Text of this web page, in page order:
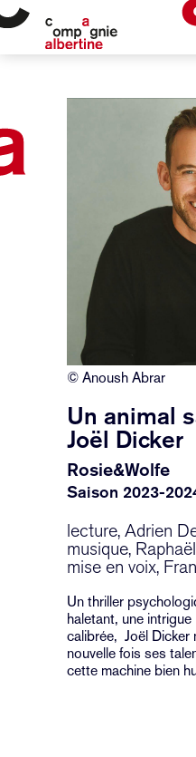
Un animal
Joël Dicker
Rosie&Wolfe
Saison 2023-
© Anoush Abrar
lecture, Adrien
musique,
mise en voix,
Un thriller
haletant, une
calibrée, Joël Dicker
nouvelle fois ses
cette machine bien